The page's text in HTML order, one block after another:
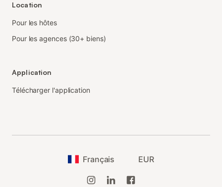
Location
Pour les hôtes
Pour les agences (30+ biens)
Application
Télécharger l'application
Français EUR